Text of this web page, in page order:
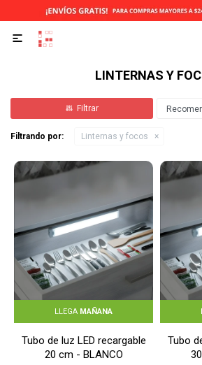

LINTERNAS Y
Filtrando por: Linternas y focos
LLEGA MAÑANA
Tubo de luz LED recargable
20 cm - BLANCO
Tubo